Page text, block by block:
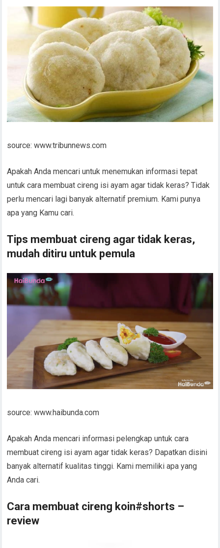
source: www.tribunnews.com
Apakah Anda mencari untuk menemukan informasi tepat
untuk cara membuat cireng isi ayam agar tidak keras? Tidak
perlu mencari lagi banyak alternatif premium. Kami punya
apa yang Kamu cari.
Tips membuat cireng agar tidak keras,
mudah ditiru untuk pemula
source: www.haibunda.com
Apakah Anda mencari informasi pelengkap untuk cara
membuat cireng isi ayam agar tidak keras? Dapatkan disini
banyak alternatif kualitas tinggi. Kami memiliki apa yang
Anda cari.
Cara membuat cireng koin#shorts –
review